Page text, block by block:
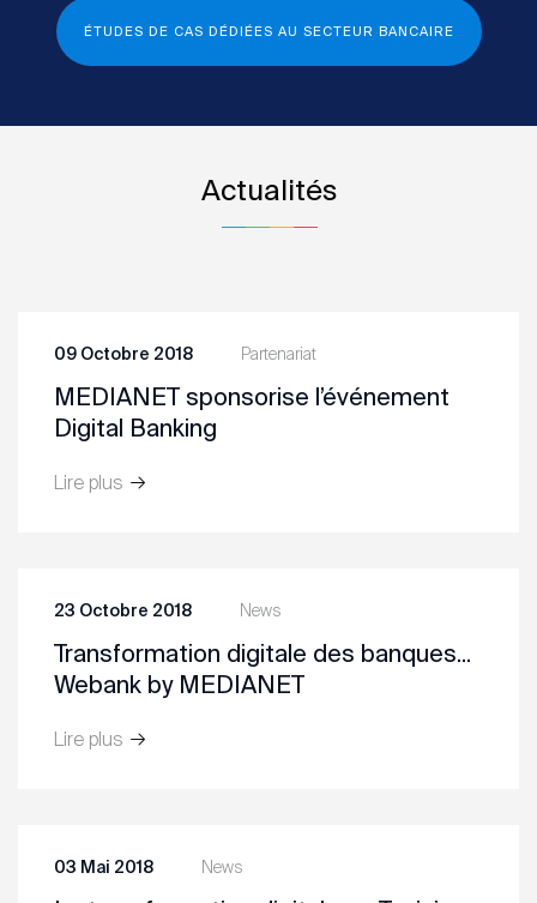
ÉTUDES DE CAS DÉDIÉES AU SECTEUR BANCAIRE
Actualités
Partenariat
09 Octobre 2018
MEDIANET sponsorise l’événement
Digital Banking
Lire plus
News
23 Octobre 2018
Transformation digitale des banques...
Webank by MEDIANET
Lire plus
News
03 Mai 2018